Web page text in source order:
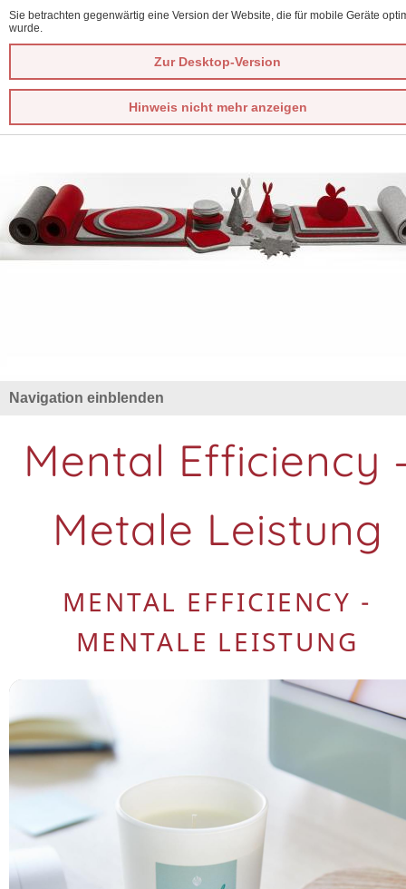
Sie betrachten gegenwärtig eine Version der Website, die für mobile Geräte
wurde.
Zur Desktop-Version
Hinweis nicht mehr anzeigen
Navigation einblenden
Mental Efficiency
Metale Leistung
MENTAL EFFICIENCY -
MENTALE LEISTUNG